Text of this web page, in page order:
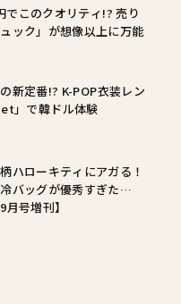
でこのクオリティ!? 売り
ック」が想像以上に万能
新定番!? K-POP衣装レン
」で韓ドル体験
ハローキティにアガる！
バッグが優秀すぎた…
号増刊】